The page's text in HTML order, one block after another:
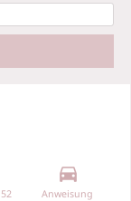
drive_eta
Anweisung